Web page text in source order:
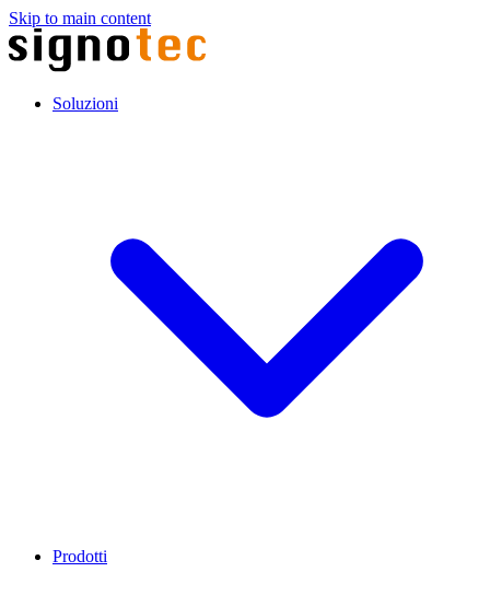
Skip to main content
Soluzioni
Prodotti